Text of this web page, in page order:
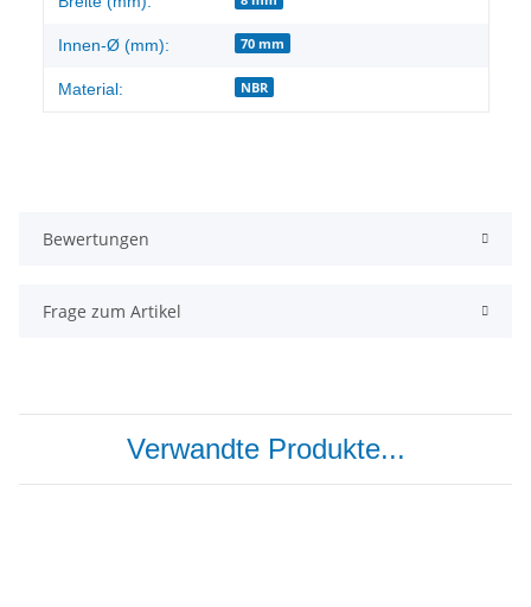
Innen-Ø (mm): 70 mm
Material: NBR
Bewertungen
Frage zum Artikel
Verwandte Produkte...